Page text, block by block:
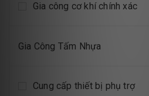
Gia công cơ khí chính xác
Gia Công Tấm Nhựa
Cung cấp thiết bị phụ trợ